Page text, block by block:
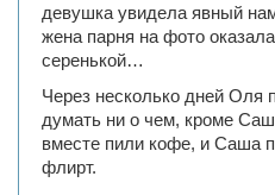
девушка увидела явный
жена парня на фото
серенькой…
Через несколько дней Оля
думать ни о чем, кроме
вместе пили кофе, и Саша
флирт.